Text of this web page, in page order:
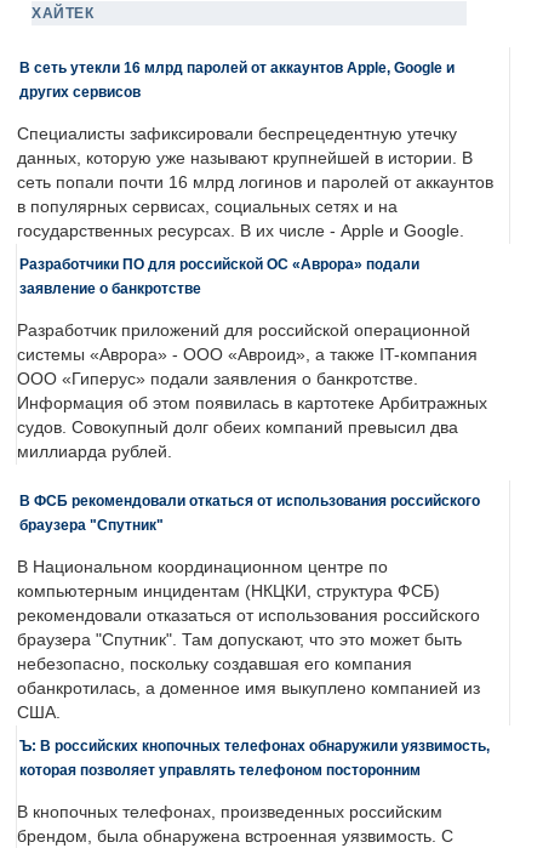
ХАЙТЕК
В сеть утекли 16 млрд паролей от аккаунтов Apple, Google и
других сервисов
Специалисты зафиксировали беспрецедентную утечку
данных, которую уже называют крупнейшей в истории. В
сеть попали почти 16 млрд логинов и паролей от аккаунтов
в популярных сервисах, социальных сетях и на
государственных ресурсах. В их числе - Apple и Google.
Разработчики ПО для российской ОС «Аврора» подали
заявление о банкротстве
Разработчик приложений для российской операционной
системы «Аврора» - ООО «Авроид», а также IT-компания
ООО «Гиперус» подали заявления о банкротстве.
Информация об этом появилась в картотеке Арбитражных
судов. Совокупный долг обеих компаний превысил два
миллиарда рублей.
В ФСБ рекомендовали откаться от использования российского
браузера "Спутник"
В Национальном координационном центре по
компьютерным инцидентам (НКЦКИ, структура ФСБ)
рекомендовали отказаться от использования российского
браузера "Спутник". Там допускают, что это может быть
небезопасно, поскольку создавшая его компания
обанкротилась, а доменное имя выкуплено компанией из
США.
Ъ: В российских кнопочных телефонах обнаружили уязвимость,
которая позволяет управлять телефоном посторонним
В кнопочных телефонах, произведенных российским
брендом, была обнаружена встроенная уязвимость. С